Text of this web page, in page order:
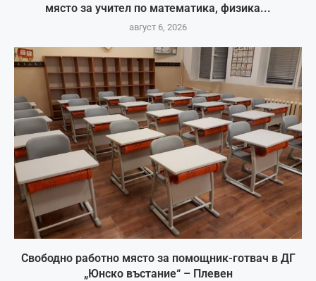
място за учител по математика, физика...
август 6, 2026
Свободно работно място за помощник-готвач в ДГ
„Юнско въстание“ – Плевен